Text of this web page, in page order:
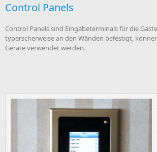
Control Panels
Control Panels sind Eingabeterminals für die
typerscherweise an den Wänden befestigt,
Geräte verwendet werden.